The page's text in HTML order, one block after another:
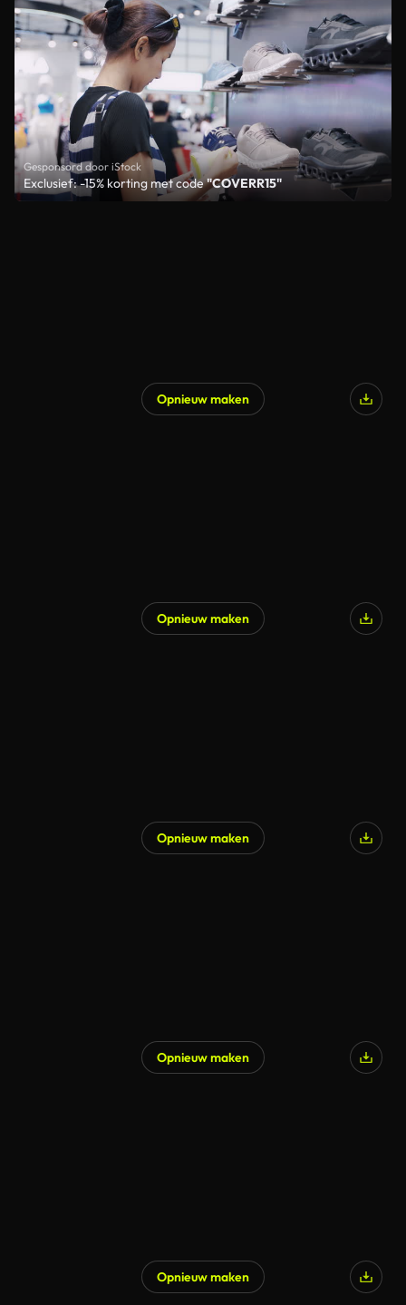
Gesponsord door iStock
Exclusief: -15% korting met code"COVERR15"
Opnieuw maken
Opnieuw maken
Opnieuw maken
Opnieuw maken
Opnieuw maken